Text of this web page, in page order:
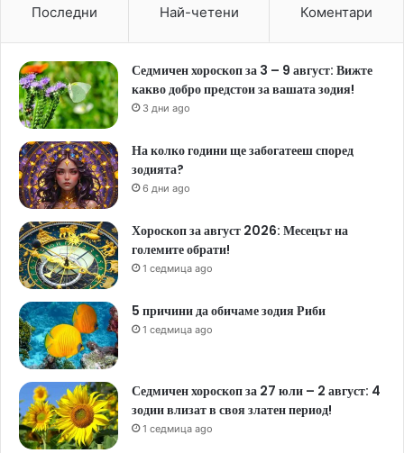
Последни Най-четени Коментари
Седмичен хороскоп за 3 – 9 август: Вижте
какво добро предстои за вашата зодия!
3 дни ago
На колко години ще забогатееш според
зодията?
6 дни ago
Хороскоп за август 2026: Месецът на
големите обрати!
1 седмица ago
5 причини да обичаме зодия Риби
1 седмица ago
Седмичен хороскоп за 27 юли – 2 август: 4
зодии влизат в своя златен период!
1 седмица ago